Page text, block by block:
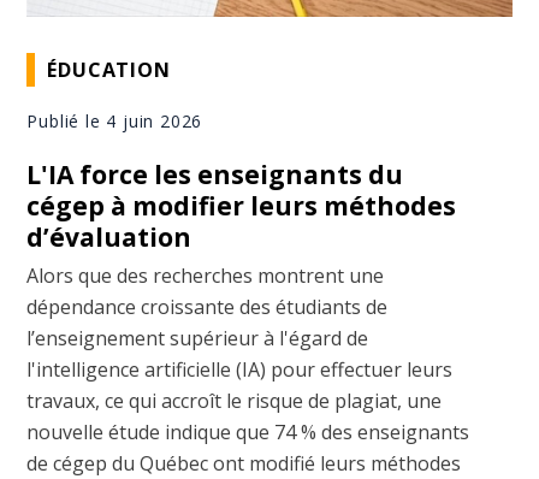
ÉDUCATION
Publié le 4 juin 2026
L'IA force les enseignants du
cégep à modifier leurs méthodes
d’évaluation
Alors que des recherches montrent une
dépendance croissante des étudiants de
l’enseignement supérieur à l'égard de
l'intelligence artificielle (IA) pour effectuer leurs
travaux, ce qui accroît le risque de plagiat, une
nouvelle étude indique que 74 % des enseignants
de cégep du Québec ont modifié leurs méthodes